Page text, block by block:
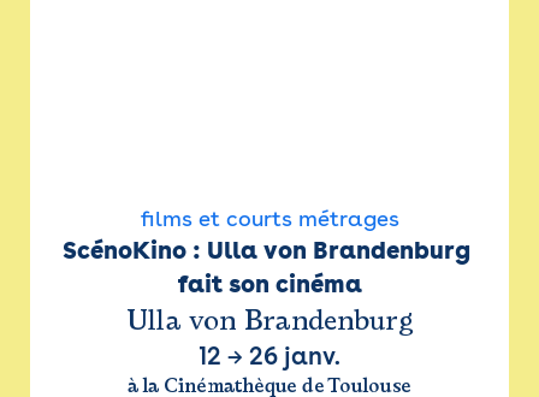
films et courts métrages
ScénoKino : Ulla von Brandenburg
fait son cinéma
Ulla von Brandenburg
12 → 26 janv.
à la Cinémathèque de Toulouse